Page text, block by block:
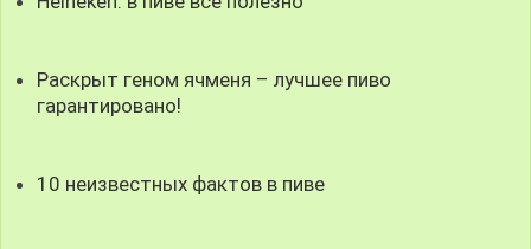
Раскрыт геном ячменя – лучшее пиво
гарантировано!
10 неизвестных фактов в пиве